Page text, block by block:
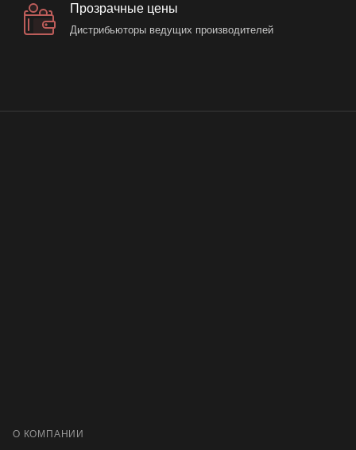
Прозрачные цены
Дистрибьюторы ведущих производителей
О КОМПАНИИ